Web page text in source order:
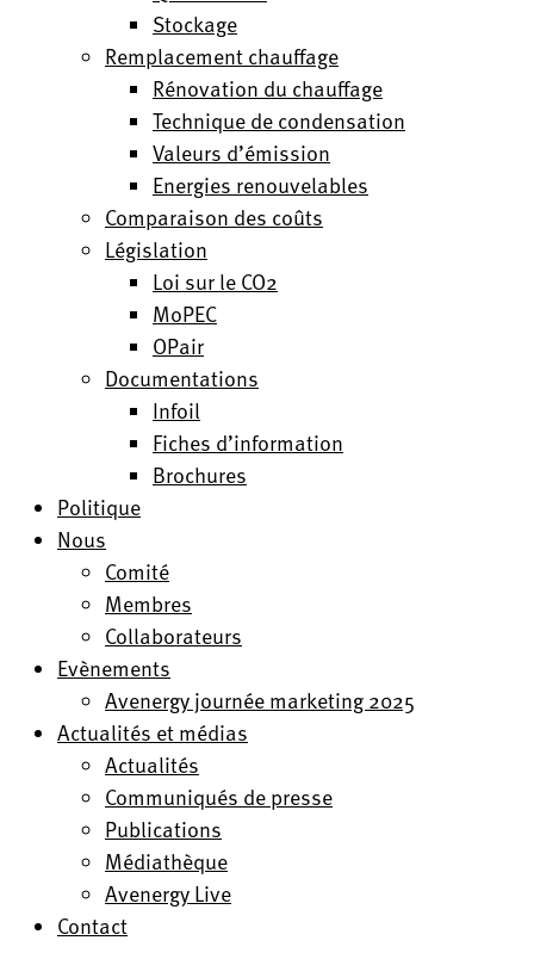
Stockage
Remplacement chauffage
Rénovation du chauffage
Technique de condensation
Valeurs d’émission
Energies renouvelables
Comparaison des coûts
Législation
Loi sur le CO2
MoPEC
OPair
Documentations
Infoil
Fiches d’information
Brochures
Politique
Nous
Comité
Membres
Collaborateurs
Evènements
Avenergy journée marketing 2025
Actualités et médias
Actualités
Communiqués de presse
Publications
Médiathèque
Avenergy Live
Contact